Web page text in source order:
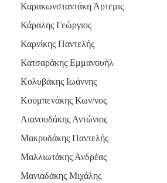
Καρακωνσταντάκη Άρτεμις
Κάραλης Γεώργιος
Καρνίκης Παντελής
Κατσαράκης Εμμανουήλ
Κολυβάκης Ιωάννης
Κουμπενάκης Κων/νος
Λιανουδάκης Αντώνιος
Μακρυδάκης Παντελής
Μαλλιωτάκης Ανδρέας
Μανιαδάκης Μιχάλης